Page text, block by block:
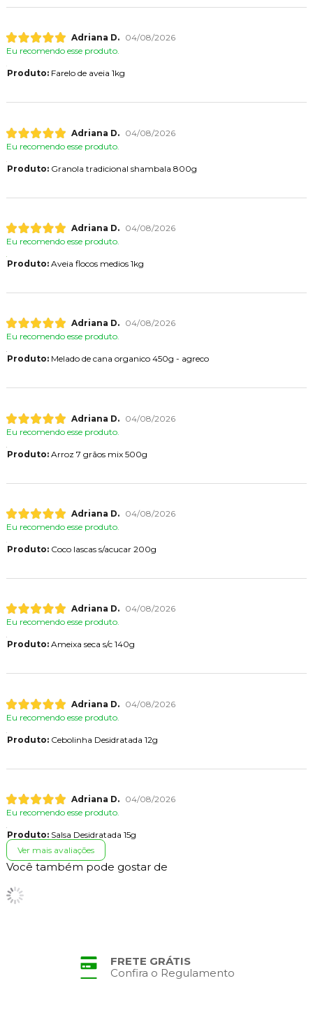
Adriana D.
04/08/2026
Eu recomendo esse produto.
Produto:Farelo de aveia 1kg
Adriana D.
04/08/2026
Eu recomendo esse produto.
Produto:Granola tradicional shambala 800g
Adriana D.
04/08/2026
Eu recomendo esse produto.
Produto:Aveia flocos medios 1kg
Adriana D.
04/08/2026
Eu recomendo esse produto.
Produto:Melado de cana organico 450g - agreco
Adriana D.
04/08/2026
Eu recomendo esse produto.
Produto:Arroz 7 grãos mix 500g
Adriana D.
04/08/2026
Eu recomendo esse produto.
Produto:Coco lascas s/acucar 200g
Adriana D.
04/08/2026
Eu recomendo esse produto.
Produto:Ameixa seca s/c 140g
Adriana D.
04/08/2026
Eu recomendo esse produto.
Produto:Cebolinha Desidratada 12g
Adriana D.
04/08/2026
Eu recomendo esse produto.
Produto:Salsa Desidratada 15g
Ver mais avaliações
Você também pode gostar de
PARCELAMENTO
No Cartão de Crédito